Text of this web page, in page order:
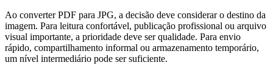
Ao converter PDF para JPG, a decisão deve considerar o destino da
imagem. Para leitura confortável, publicação profissional ou arquivo
visual importante, a prioridade deve ser qualidade. Para envio
rápido, compartilhamento informal ou armazenamento temporário,
um nível intermediário pode ser suficiente.